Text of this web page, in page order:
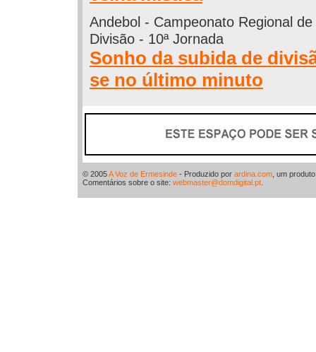
Andebol - Campeonato Regional de
Divisão - 10ª Jornada
Sonho da subida de
se no último minuto
© 2005A Voz de Ermesinde - Produzido por ardina.com , um
Comentários sobre o site: webmaster@domdigital.pt